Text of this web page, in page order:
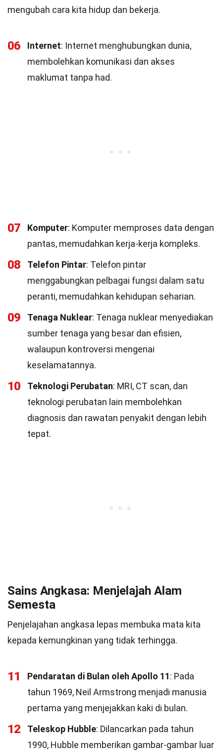
mengubah cara kita hidup dan bekerja.
06 Internet: Internet menghubungkan dunia,
membolehkan komunikasi dan akses
maklumat tanpa had.
07 Komputer: Komputer memproses data dengan
pantas, memudahkan kerja-kerja kompleks.
08 Telefon Pintar: Telefon pintar
menggabungkan pelbagai fungsi dalam satu
peranti, memudahkan kehidupan seharian.
09 Tenaga Nuklear: Tenaga nuklear menyediakan
sumber tenaga yang besar dan efisien,
walaupun kontroversi mengenai
keselamatannya.
10 Teknologi Perubatan: MRI, CT scan, dan
teknologi perubatan lain membolehkan
diagnosis dan rawatan penyakit dengan lebih
tepat.
Sains Angkasa: Menjelajah Alam
Semesta
Penjelajahan angkasa lepas membuka mata kita
kepada kemungkinan yang tidak terhingga.
11 Pendaratan di Bulan oleh Apollo 11: Pada
tahun 1969, Neil Armstrong menjadi manusia
pertama yang menjejakkan kaki di bulan.
12 Teleskop Hubble: Dilancarkan pada tahun
1990, Hubble memberikan gambar-gambar luar